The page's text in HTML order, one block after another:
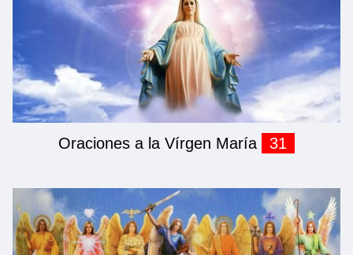
Oraciones a la Vírgen María 31